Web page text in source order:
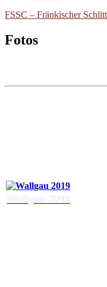
FSSC – Fränkischer
Fotos
Wallgau 2019